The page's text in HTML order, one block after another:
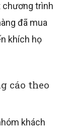
chương trình
đã mua
khích họ
cáo theo
khách